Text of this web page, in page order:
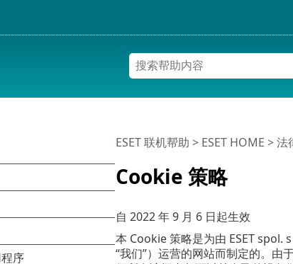
Cookie 策略
ESET 联机帮助 > ESET HOME >法
自 2022 年 9 月 6 日起生效
本 Cookie 策略是为由 ESET spol.
“我们”）运营的网站而制定的。由